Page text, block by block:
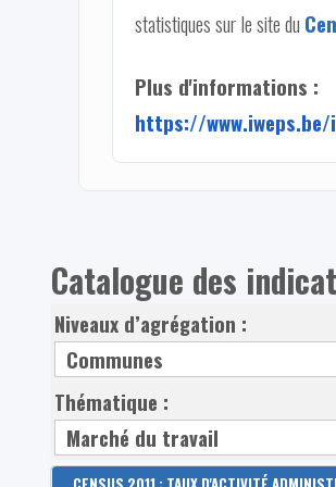
statistiques sur le site du
Plus d'informations :
https://
Catalogue des
Niveaux d’agrégation :
Thématique :